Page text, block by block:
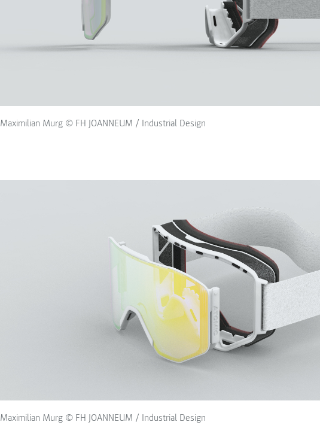
Maximilian Murg © FH JOANNEUM / Industrial Design
Maximilian Murg © FH JOANNEUM / Industrial Design